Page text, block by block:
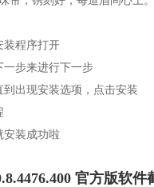
装程序打开
一步来进行下一步
出现安装选项，点击安装
安装成功啦
官方版软件